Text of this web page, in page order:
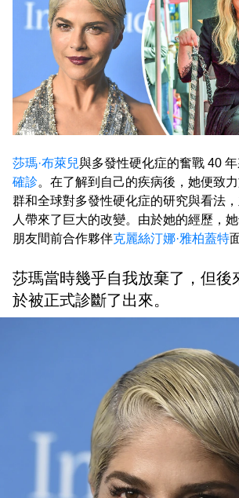
莎瑪·布萊兒與多發性硬化症的奮戰 40
確診。在了解到自己的疾病後，她便致
群和全球對多發性硬化症的研究與看法
人帶來了巨大的改變。由於她的經歷，
朋友間前合作夥伴克麗絲汀娜·雅柏蓋特
莎瑪當時幾乎自我放棄了，但後
於被正式診斷了出來。